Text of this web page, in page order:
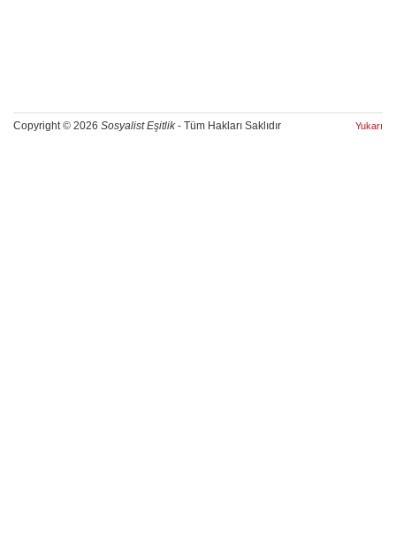
Copyright © 2026 Sosyalist Eşitlik- Tüm Hakları Saklıdır Yukarı